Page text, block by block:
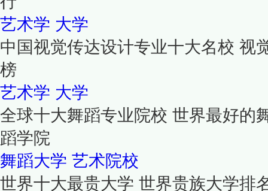
艺术学 大学
中国视觉传达设计专业十大名校 视
榜
艺术学 大学
全球十大舞蹈专业院校 世界最好的
蹈学院
舞蹈大学 艺术院校
世界十大最贵大学 世界贵族大学排